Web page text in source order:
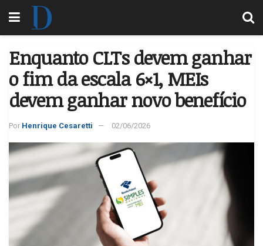
Enquanto CLTs devem ganhar
o fim da escala 6×1, MEIs
devem ganhar novo benefício
Por Henrique Cesaretti 02/06/2026